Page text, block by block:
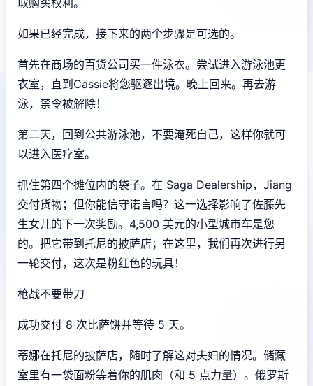
如果已经完成，接下来的两个步骤是可选的。
首先在商场的百货公司买一件泳衣。尝试进入游泳池更
衣室，直到Cassie将您驱逐出境。晚上回来。再去游
泳，禁令被解除！
第二天，回到公共游泳池，不要淹死自己，这样你就可
以进入医疗室。
抓住第四个摊位内的袋子。在 Saga Dealership，Jiang
交付货物；但你能信守诺言吗？这一选择影响了佐藤先
生女儿的下一次奖励。4,500 美元的小型城市车是您
的。把它带到托尼的披萨店；在这里，我们再次进行另
一轮交付，这次是粉红色的玩具！
枪战不要带刀
成功交付 8 次比萨饼并等待 5 天。
蒂娜在托尼的披萨店，随时了解这对夫妇的情况。储藏
室里有一袋面粉等着你的肌肉（和 5 点力量）。俄罗斯